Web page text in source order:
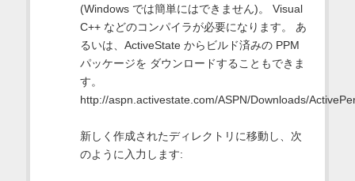
(Windows では簡単にはできません)。 Visual
C++ などのコンパイラが必要になります。 あ
るいは、ActiveState からビルド済みの PPM
パッケージを ダウンロードすることもできま
す。
http://aspn.activestate.com/ASPN/Downloads/
新しく作成されたディレクトリに移動し、次
のように入力します: